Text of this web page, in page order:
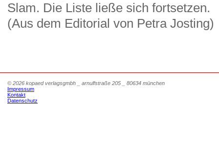
Slam. Die Liste ließe sich fortsetzen.
(Aus dem Editorial von Petra Josting)
© 2026 kopaed verlagsgmbh _ arnulfstraße 205 _ 80634 münchen
Impressum
Kontakt
Datenschutz